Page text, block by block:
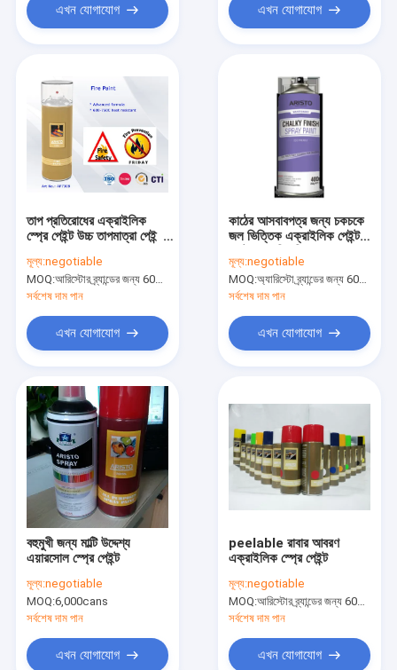
এখন যোগাযোগ এখন যোগাযোগ
তাপ প্রতিরোধের এক্রাইলিক
স্প্রে পেইন্ট উচ্চ তাপমাত্রা পেইন্ট
মূল্য:negotiable
MOQ:আরিস্টোর ব্র্যান্ডের জন্য 6000 ক্যন, 15000 কাস্টম ব্র্যান্ডের জন্য কয়েন
সর্বশেষ দাম পান
এখন যোগাযোগ
কাঠের আসবাবপত্র জন্য চকচকে
জল ভিত্তিক এক্রাইলিক পেইন্ট
মূল্য:negotiable
MOQ:অ্যারিস্টো ব্র্যান্ডের জন্য 6000cans, কাস্টম ব্র্যান্ডের জন্য 15000cans
সর্বশেষ দাম পান
এখন যোগাযোগ
বহুমুখী জন্য মাল্টি উদ্দেশ্য
এয়ারসোল স্প্রে পেইন্ট
মূল্য:negotiable
MOQ:6,000cans
সর্বশেষ দাম পান
এখন যোগাযোগ
peelable রাবার আবরণ
এক্রাইলিক স্প্রে পেইন্ট
মূল্য:negotiable
MOQ:আরিস্টোর ব্র্যান্ডের জন্য 6000 টান, কাস্টম ব্র্যান্ডের জন্য 15000 কয়েন
সর্বশেষ দাম পান
এখন যোগাযোগ